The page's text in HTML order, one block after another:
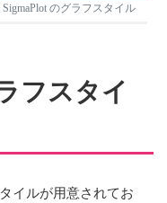
SigmaPlot のグラフスタイル
フスタイ
イルが用意されてお